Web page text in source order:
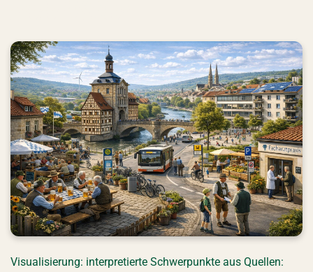
Visualisierung: interpretierte Schwerpunkte aus Quellen: